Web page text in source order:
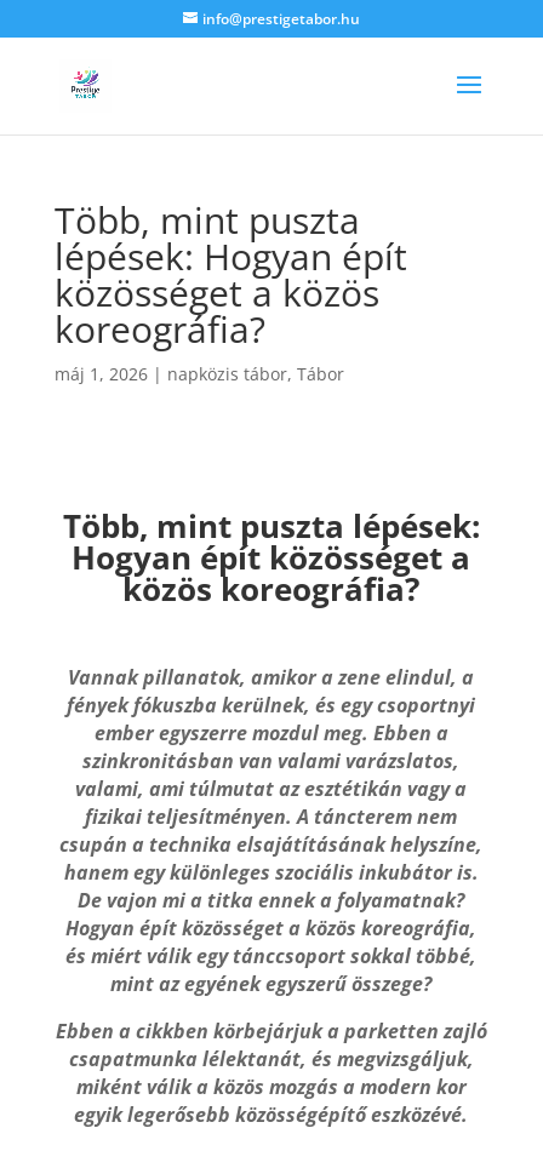
info@prestigetabor.hu
Több, mint puszta
lépések: Hogyan épít
közösséget a közös
koreográfia?
máj 1, 2026| napközis tábor, Tábor
Több, mint puszta lépések:
Hogyan épít közösséget a
közös koreográfia?
Vannak pillanatok, amikor a zene elindul, a
fények fókuszba kerülnek, és egy csoportnyi
ember egyszerre mozdul meg. Ebben a
szinkronitásban van valami varázslatos,
valami, ami túlmutat az esztétikán vagy a
fizikai teljesítményen. A táncterem nem
csupán a technika elsajátításának helyszíne,
hanem egy különleges szociális inkubátor is.
De vajon mi a titka ennek a folyamatnak?
Hogyan épít közösséget a közös koreográfia,
és miért válik egy tánccsoport sokkal többé,
mint az egyének egyszerű összege?
Ebben a cikkben körbejárjuk a parketten zajló
csapatmunka lélektanát, és megvizsgáljuk,
miként válik a közös mozgás a modern kor
egyik legerősebb közösségépítő eszközévé.